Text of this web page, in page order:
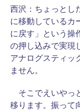
西沢： ちょっとし
に移動しているカ
に戻す」という操
の押し込みで実現
アナログスティッ
ません。
そこでえいやっ
移ります。振って